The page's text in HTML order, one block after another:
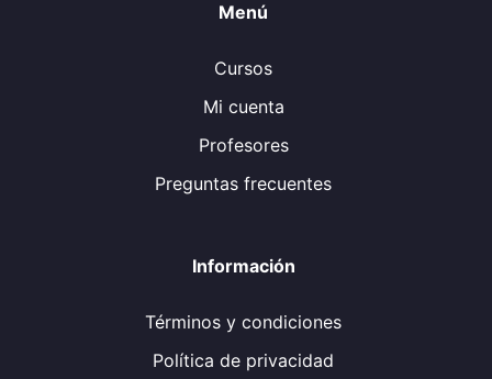
Menú
Cursos
Mi cuenta
Profesores
Preguntas frecuentes
Información
Términos y condiciones
Política de privacidad